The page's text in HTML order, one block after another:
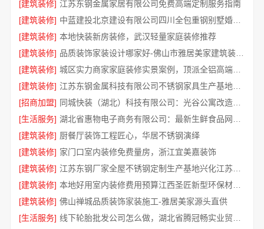
[建筑装修] 江苏东钢金属家居有限公司免费高端定制服务指南
[建筑装修]
中蓝建投北京建设有限公司四川全包重钢别墅婚房布置
[建筑装修] 本地快装新房装修，武汉轻量家庭装修推荐
[建筑装修]
品质装饰家装设计哪家好-佛山市雅居美家建筑装饰工程有限公司
[建筑装修]
城区实力商家家庭装修实景案例，顶派全铝高端定制
[建筑装修]
[招商加盟]
同城快装（湖北）科技有限公司：光谷公寓改造极简风科技家装
[生活服务]
[建筑装修] 厨餐厅装饰工程匠心，华居不锈钢演绎
[建筑装修] 家门口室内装修免费量房，浙江宜美嘉装饰
[建筑装修]
江苏东钢厂家全屋不锈钢定制生产基地兴化江苏东钢金属科技有限公司
[建筑装修]
本地好用室内装修费用预算江西圣匠新型环保材料有限公司
[建筑装修] 佛山禅城品质装饰家装施工-雅居美家源头直供
[生活服务]